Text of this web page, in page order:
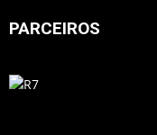
PARCEIROS